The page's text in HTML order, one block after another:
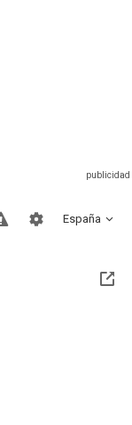
España
2026 (En 6 días)